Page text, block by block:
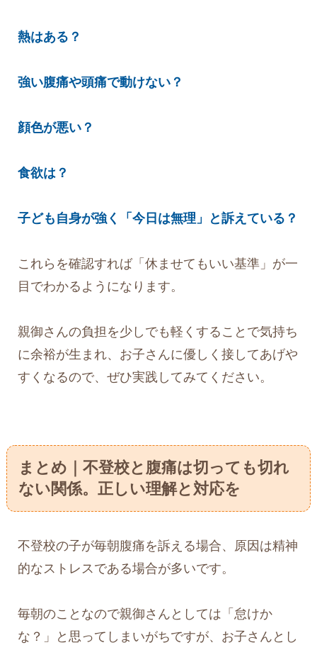
熱はある？
強い腹痛や頭痛で動けない？
顔色が悪い？
食欲は？
子ども自身が強く「今日は無理」と訴えている？
これらを確認すれば「休ませてもいい基準」が一
目でわかるようになります。
親御さんの負担を少しでも軽くすることで気持ち
に余裕が生まれ、お子さんに優しく接してあげや
すくなるので、ぜひ実践してみてください。
まとめ｜不登校と腹痛は切っても切れ
ない関係。正しい理解と対応を
不登校の子が毎朝腹痛を訴える場合、原因は精神
的なストレスである場合が多いです。
毎朝のことなので親御さんとしては「怠けか
な？」と思ってしまいがちですが、お子さんとし